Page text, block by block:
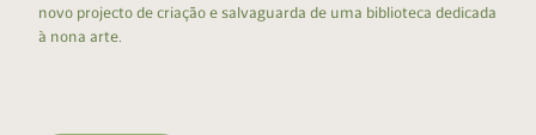
novo projecto de criação e salvaguarda de uma biblioteca dedicada
à nona arte.